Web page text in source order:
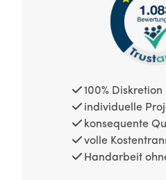
100% Diskretion
individuelle
konsequente
volle
Handarbeit